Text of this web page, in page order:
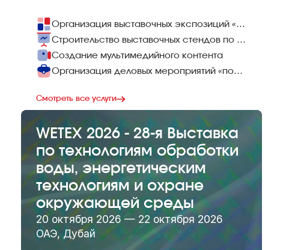
Организация выставочных экспозиций «под ключ»
Строительство выставочных стендов по всему миру
Создание мультимедийного контента
Организация деловых мероприятий «под ключ»
Смотреть все услуги
WETEX 2026 - 28-я Выставка
по технологиям обработки
воды, энергетическим
технологиям и охране
окружающей среды
20 октября 2026 — 22 октября 2026
ОАЭ, Дубай